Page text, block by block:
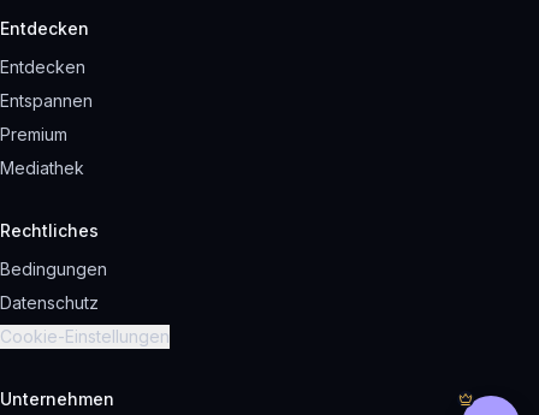
Entdecken
Entdecken
Entspannen
Premium
Mediathek
Rechtliches
Bedingungen
Datenschutz
Cookie-Einstellungen
Unternehmen